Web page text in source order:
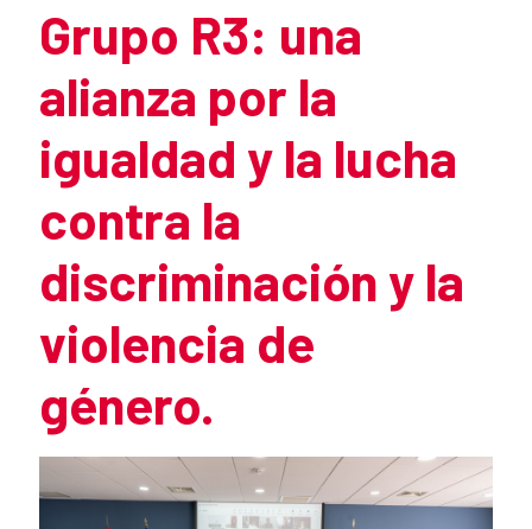
Grupo R3: una
alianza por la
igualdad y la lucha
contra la
discriminación y la
violencia de
género.
Summary of the news